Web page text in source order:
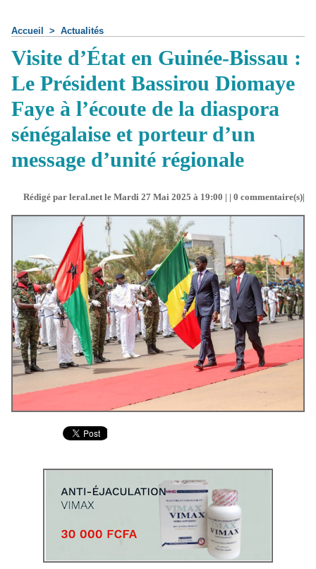
Accueil > Actualités
Visite d’État en Guinée-Bissau :
Le Président Bassirou Diomaye
Faye à l’écoute de la diaspora
sénégalaise et porteur d’un
message d’unité régionale
Rédigé par leral.net le Mardi 27 Mai 2025 à 19:00 | | 0 commentaire(s)|